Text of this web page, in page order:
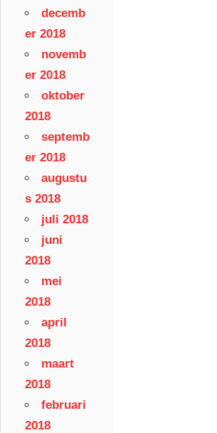
decemb
er 2018
novemb
er 2018
oktober
2018
septemb
er 2018
augustu
s 2018
juli 2018
juni
2018
mei
2018
april
2018
maart
2018
februari
2018